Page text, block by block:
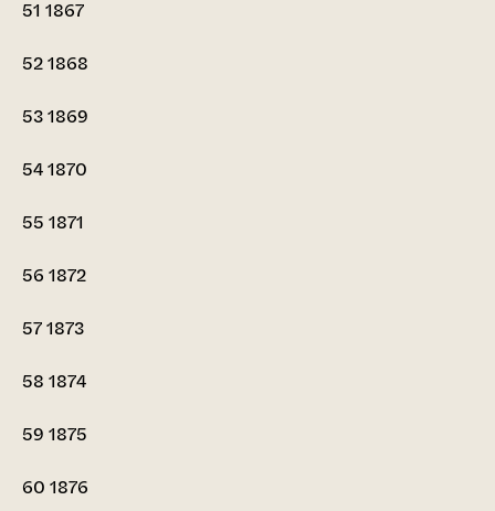
51 1867
521868
531869
541870
55 1871
56 1872
571873
58 1874
59 1875
60 1876